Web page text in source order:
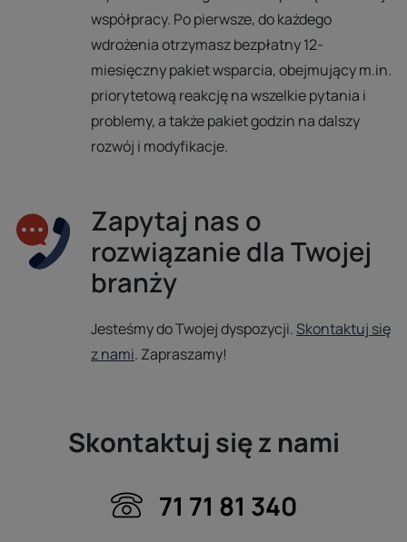
współpracy. Po pierwsze, do każdego
wdrożenia otrzymasz bezpłatny 12-
miesięczny pakiet wsparcia, obejmujący m.in.
priorytetową reakcję na wszelkie pytania i
problemy, a także pakiet godzin na dalszy
rozwój i modyfikacje.
Zapytaj nas o
rozwiązanie dla Twojej
branży
Jesteśmy do Twojej dyspozycji.Skontaktuj się
z nami. Zapraszamy!
Skontaktuj się z nami
71 71 81 340